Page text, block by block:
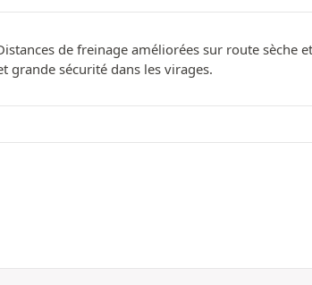
de freinage améliorées sur route sèche
grande sécurité dans les virages.